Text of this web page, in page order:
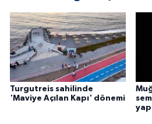
Turgutreis sahilinde
'Maviye Açılan Kapı' dönemi